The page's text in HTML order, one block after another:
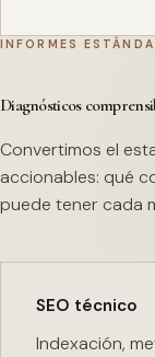
INFORMES
Diagnósticos
Convertimos el
accionables: qué
puede tener cada
SEO técnico
Indexación,